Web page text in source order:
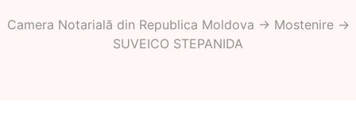
Camera Notarială din Republica Moldova -> Mostenire->
SUVEICO STEPANIDA